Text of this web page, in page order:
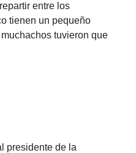
entre los
tienen un pequeño
tuvieron que
presidente de la